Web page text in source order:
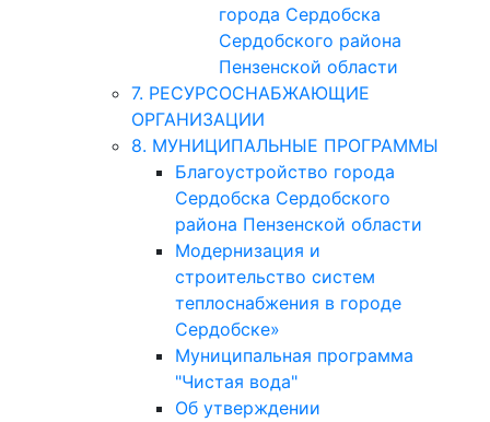
города Сердобска
Сердобского района
Пензенской области
7. РЕСУРСОСНАБЖАЮЩИЕ
ОРГАНИЗАЦИИ
8. МУНИЦИПАЛЬНЫЕ ПРОГРАММЫ
Благоустройство города
Сердобска Сердобского
района Пензенской области
Модернизация и
строительство систем
теплоснабжения в городе
Сердобске»
Муниципальная программа
"Чистая вода"
Об утверждении